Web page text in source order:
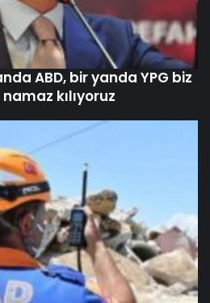
ABD, bir yanda YPG biz
kılıyoruz